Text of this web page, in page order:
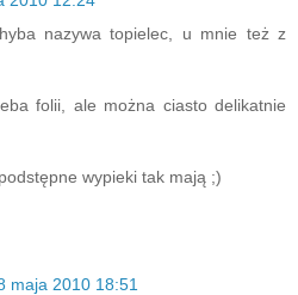
nazywa topielec, u mnie też z
folii, ale można ciasto delikatnie
wypieki tak mają ;)
maja 2010 18:51